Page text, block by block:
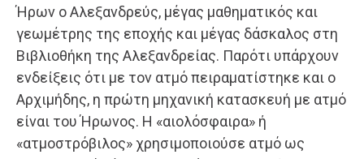
Ήρων ο Αλεξανδρεύς, μέγας μαθηματικός και
γεωμέτρης της εποχής και μέγας δάσκαλος στη
Βιβλιοθήκη της Αλεξανδρείας. Παρότι υπάρχουν
ενδείξεις ότι με τον ατμό πειραματίστηκε και ο
Αρχιμήδης, η πρώτη μηχανική κατασκευή με ατμό
είναι του Ήρωνος. Η «αιολόσφαιρα» ή
«ατμοστρόβιλος» χρησιμοποιούσε ατμό ως